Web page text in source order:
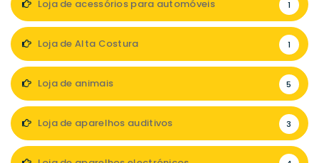
Loja de acessórios para automóveis 1
Loja de Alta Costura 1
Loja de animais 5
Loja de aparelhos auditivos 3